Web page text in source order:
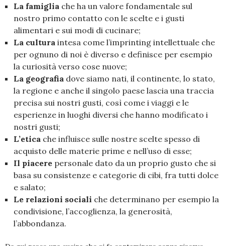
La famiglia che ha un valore fondamentale sul
nostro primo contatto con le scelte e i gusti
alimentari e sui modi di cucinare;
La cultura intesa come l’imprinting intellettuale che
per ognuno di noi è diverso e definisce per esempio
la curiosità verso cose nuove;
La geografia dove siamo nati, il continente, lo stato,
la regione e anche il singolo paese lascia una traccia
precisa sui nostri gusti, così come i viaggi e le
esperienze in luoghi diversi che hanno modificato i
nostri gusti;
L’etica che influisce sulle nostre scelte spesso di
acquisto delle materie prime e nell’uso di esse;
Il piacere personale dato da un proprio gusto che si
basa su consistenze e categorie di cibi, fra tutti dolce
e salato;
Le relazioni sociali che determinano per esempio la
condivisione, l’accoglienza, la generosità,
l’abbondanza.